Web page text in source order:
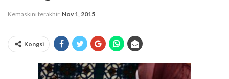
Kemaskini terakhir Nov 1, 2015
Kongsi